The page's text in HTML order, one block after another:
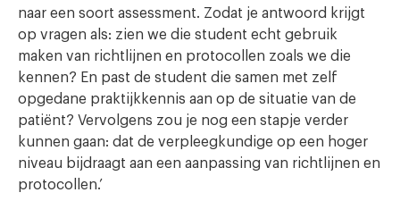
naar een soort assessment. Zodat je antwoord krijgt
op vragen als: zien we die student echt gebruik
maken van richtlijnen en protocollen zoals we die
kennen? En past de student die samen met zelf
opgedane praktijkkennis aan op de situatie van de
patiënt? Vervolgens zou je nog een stapje verder
kunnen gaan: dat de verpleegkundige op een hoger
niveau bijdraagt aan een aanpassing van richtlijnen en
protocollen.’